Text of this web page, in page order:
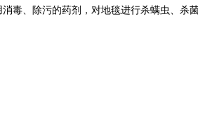
毒、除污的药剂，对地毯进行杀螨虫、杀